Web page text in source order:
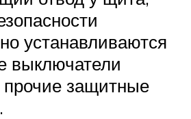
устанавливаются
выключатели
прочие защитные